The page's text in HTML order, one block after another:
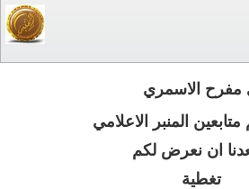
الاسمري
المنبر الاعلامي
ان نعرض لكم
تغطية